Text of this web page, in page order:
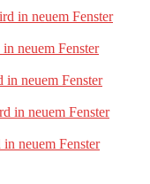
in neuem Fenster
neuem Fenster
neuem Fenster
in neuem Fenster
neuem Fenster